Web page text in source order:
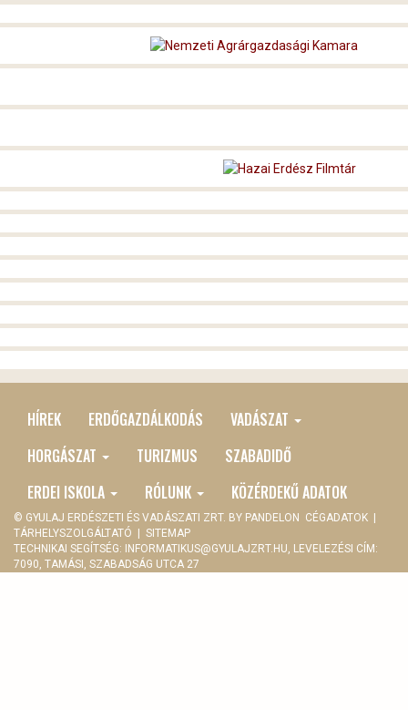
MAIN
MENU
HÍREK ERDŐGAZDÁLKODÁS
VADÁSZAT
HORGÁSZAT
TURIZMUS
SZABADIDŐ
ERDEI ISKOLA
RÓLUNK KÖZÉRDEKŰ ADATOK
© GYULAJ ERDÉSZETI ÉS VADÁSZATI ZRT. BY PANDELON CÉGADATOK |
TÁRHELYSZOLGÁLTATÓ | SITEMAP
TECHNIKAI SEGÍTSÉG: INFORMATIKUS@GYULAJZRT.HU, LEVELEZÉSI CÍM:
7090, TAMÁSI, SZABADSÁG UTCA 27